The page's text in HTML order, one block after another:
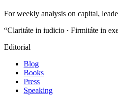
For weekly analysis on capital,
“Claritáte in iudicio · Firmitáte in
Editorial
Blog
Books
Press
Speaking